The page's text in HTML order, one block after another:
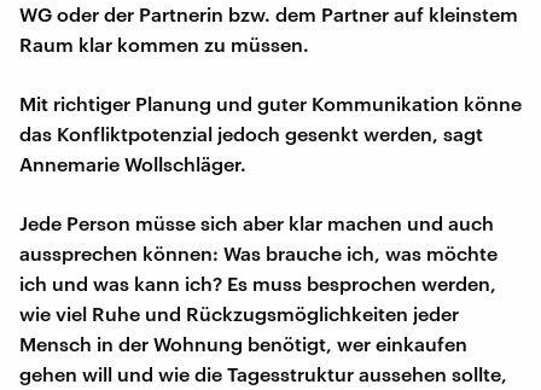
WG oder der Partnerin bzw. dem Partner auf kleinstem
Raum klar kommen zu müssen.
Mit richtiger Planung und guter Kommunikation könne
das Konfliktpotenzial jedoch gesenkt werden, sagt
Annemarie Wollschläger.
Jede Person müsse sich aber klar machen und auch
aussprechen können: Was brauche ich, was möchte
ich und was kann ich? Es muss besprochen werden,
wie viel Ruhe und Rückzugsmöglichkeiten jeder
Mensch in der Wohnung benötigt, wer einkaufen
gehen will und wie die Tagesstruktur aussehen sollte,